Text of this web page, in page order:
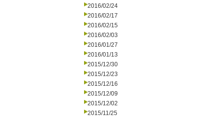
2016/02/24
2016/02/17
2016/02/15
2016/02/03
2016/01/27
2016/01/13
2015/12/30
2015/12/23
2015/12/16
2015/12/09
2015/12/02
2015/11/25